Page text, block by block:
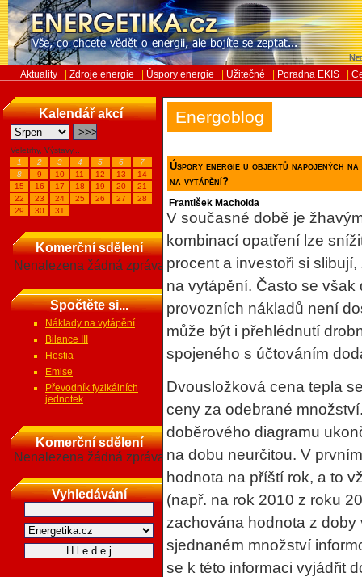
Aktuality Zdroje energie Úspory energie Užitečné Poradna EKIS
Kalendář akcí
Veletrhy, Výstavy...
1
2 3 4 5 6
7
8
9 10 11 12 13
14
15
16 17 18 19 20
21
22
23 24 25 26 27
28
29
30 31
Komerční sdělení
Nenalezena žádná zpráva
Spočtěte si...
Náklady na vytápění
Bilance III
Hestia
Emise
Převodník fyzikálních
jednotek
Komerční sdělení
Nenalezena žádná zpráva
Vyhledávání
Energoblog
Úspory energie u objektů napojených
na vytápění?
František Macholda
V současné době je
kombinací opatření lze
procent a investoři si
na vytápění. Často se
provozních nákladů není
může být i přehlédnutí
spojeného s účtováním
Dvousložková cena tepla
ceny za odebrané
doběrového diagramu
na dobu neurčitou. V
hodnota na příští rok, a to
(např. na rok 2010 z roku
zachována hodnota z
sjednaném množství
se k této informaci vyjádřit